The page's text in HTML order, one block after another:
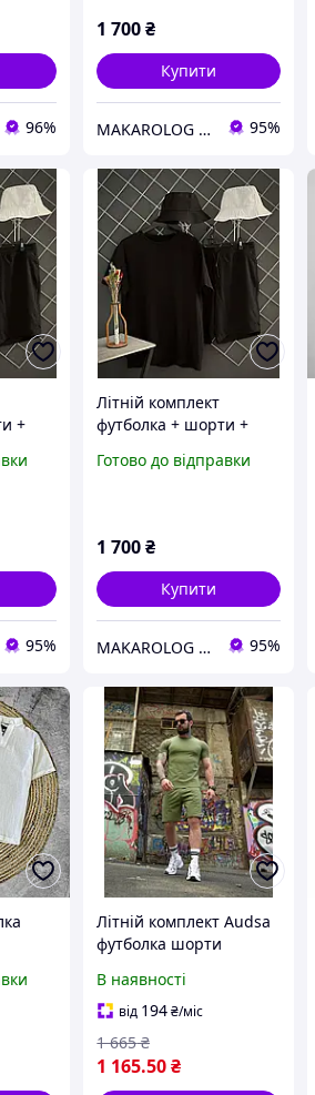
96%
1 700₴
Купити
MAKAROLOG STORE 95%
+
95%
Літній комплект
футболка + шорти +
літній костюм
Готово до відправки
1 700₴
Купити
MAKAROLOG STORE 95%
Літній комплект Audsa
футболка шорти
спортивний костюм
олива
В наявності
від 194₴/міс
1 165.50₴
1 665 ₴